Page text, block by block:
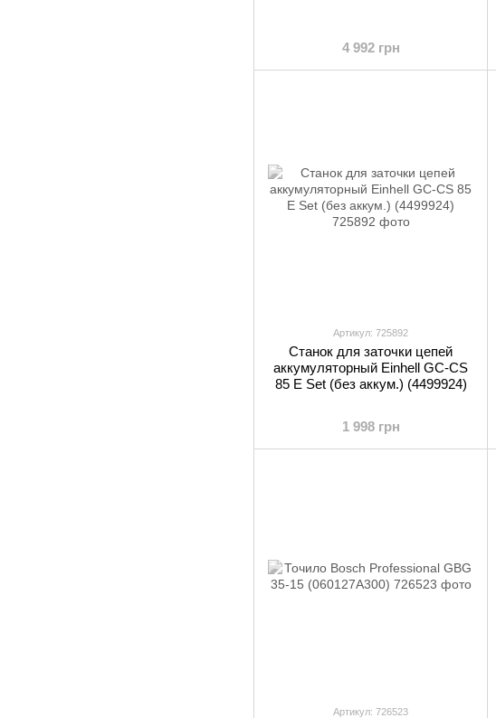
4 992 грн
Артикул: 725892
Станок для заточки цепей
аккумуляторный Einhell GC-CS
85 E Set (без аккум.) (4499924)
1 998 грн
Артикул: 726523